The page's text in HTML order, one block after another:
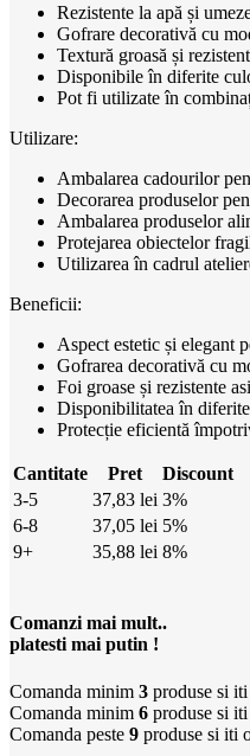
Rezistente la apă și
Gofrare decorativă cu
Textură groasă și
Disponibile în diferite
Pot fi utilizate în
Utilizare:
Ambalarea cadourilor
Decorarea produselor
Ambalarea produselor
Protejarea obiectelor
Utilizarea în cadrul
Beneficii:
Aspect estetic și elegant
Gofrarea decorativă cu
Foi groase și rezistente
Disponibilitatea în
Protecție eficientă
Cantitate Pret
Discount
3-5
37,83 lei 3%
6-8
37,05 lei 5%
9+
35,88 lei 8%
Comanzi mai mult..
platesti mai putin !
Comanda minim 3 produse si
Comanda minim 6 produse si
Comanda peste 9 produse si iti